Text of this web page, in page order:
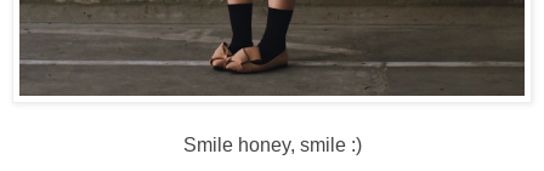
Smile honey, smile :)